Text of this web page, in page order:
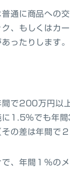
通に商品への
、もしくはカ
ったりします。
間で200万円以
に1.5%でも年
の差は年間で２
、年間１％の